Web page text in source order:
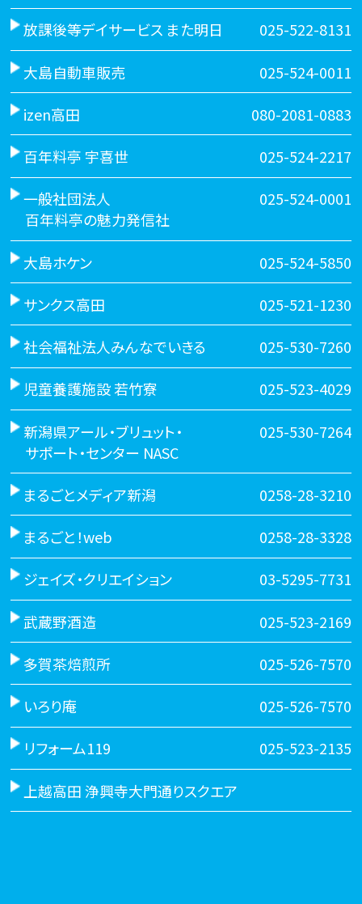
放課後等デイサービス また明日 025-522-8131
大島自動車販売 025-524-0011
izen高田 080-2081-0883
百年料亭 宇喜世 025-524-2217
一般社団法人
百年料亭の魅力発信社
025-524-0001
大島ホケン 025-524-5850
サンクス高田 025-521-1230
社会福祉法人みんなでいきる 025-530-7260
児童養護施設 若竹寮 025-523-4029
新潟県アール・ブリュット・
サポート・センター NASC
025-530-7264
まるごとメディア新潟 0258-28-3210
まるごと！web 0258-28-3328
ジェイズ・クリエイション 03-5295-7731
武蔵野酒造 025-523-2169
多賀茶焙煎所 025-526-7570
いろり庵 025-526-7570
リフォーム119 025-523-2135
上越高田 浄興寺大門通りスクエア